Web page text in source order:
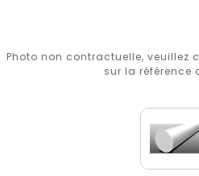
Photo non contractuelle, veuillez
sur la référence